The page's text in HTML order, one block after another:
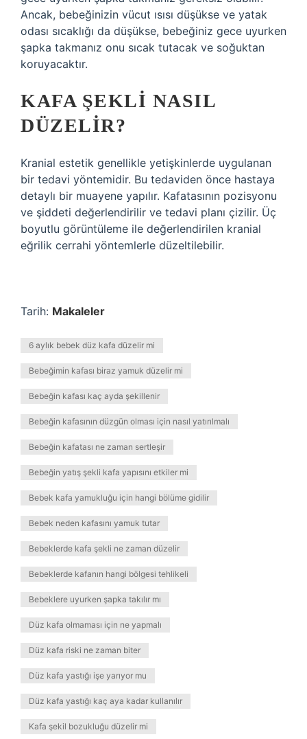
Ancak, bebeğinizin vücut ısısı düşükse ve yatak
odası sıcaklığı da düşükse, bebeğiniz gece uyurken
şapka takmanız onu sıcak tutacak ve soğuktan
koruyacaktır.
KAFA ŞEKLI NASIL
DÜZELIR?
Kranial estetik genellikle yetişkinlerde uygulanan
bir tedavi yöntemidir. Bu tedaviden önce hastaya
detaylı bir muayene yapılır. Kafatasının pozisyonu
ve şiddeti değerlendirilir ve tedavi planı çizilir. Üç
boyutlu görüntüleme ile değerlendirilen kranial
eğrilik cerrahi yöntemlerle düzeltilebilir.
Tarih: Makaleler
6 aylık bebek düz kafa düzelir mi
Bebeğimin kafası biraz yamuk düzelir mi
Bebeğin kafası kaç ayda şekillenir
Bebeğin kafasının düzgün olması için nasıl yatırılmalı
Bebeğin kafatası ne zaman sertleşir
Bebeğin yatış şekli kafa yapısını etkiler mi
Bebek kafa yamukluğu için hangi bölüme gidilir
Bebek neden kafasını yamuk tutar
Bebeklerde kafa şekli ne zaman düzelir
Bebeklerde kafanın hangi bölgesi tehlikeli
Bebeklere uyurken şapka takılır mı
Düz kafa olmaması için ne yapmalı
Düz kafa riski ne zaman biter
Düz kafa yastığı işe yarıyor mu
Düz kafa yastığı kaç aya kadar kullanılır
Kafa şekil bozukluğu düzelir mi